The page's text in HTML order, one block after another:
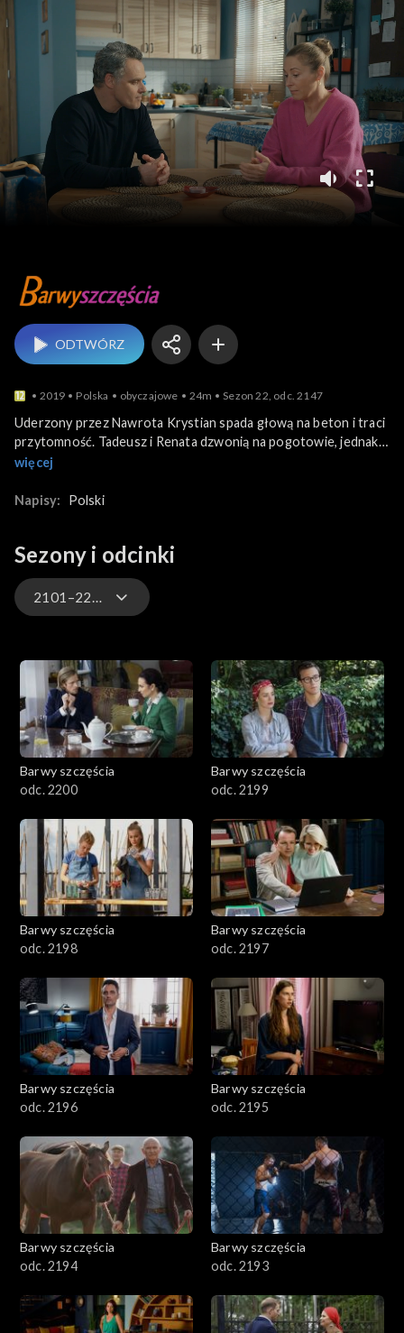
Barwy szczęścia
ODTWÓRZ
2019 Polska obyczajowe 24m Sezon 22, odc. 2147
Uderzony przez Nawrota Krystian spada głową na beton i traci
przytomność. Tadeusz i Renata dzwonią na pogotowie, jednak
nim zjawia się karetka, mężczyzna budzi się i ucieka. Nawrot
zgłosiła próbę gwałtu. Madzia chwali się przed Oliwką swoim
show.
więcej
Napisy: Polski
Sezony i odcinki
2101–2200
3201-3300
3101-3200
3001-3100
2901-3000
2801–2900
2701–2800
2501–2600
2401–2500
2301–2400
2201–2300
2101–2200
2001–2100
1801–1900
Barwy szczęścia
odc. 2200
Barwy szczęścia
odc. 2199
Barwy szczęścia
odc. 2198
Barwy szczęścia
odc. 2197
Barwy szczęścia
odc. 2196
Barwy szczęścia
odc. 2195
Barwy szczęścia
odc. 2194
Barwy szczęścia
odc. 2193